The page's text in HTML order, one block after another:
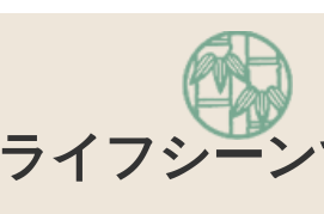
ライフシー